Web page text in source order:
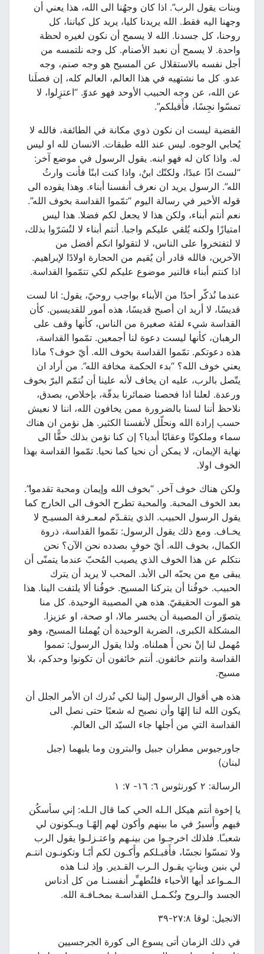
وبنات يقول الرب”. اذا كان وجهُنا الى الله، هذا يعني أن
وجهنا اليه فقط. الله يريدنا كليا، يريد كل كياننا، كل
روحنا، كل جسدنا. الله لا يسمح أن نكون لغيره لحظة
واحدة. لا يسمح أن نعبد الأصنام. كل وجه نلتمسه من
أجل نفسه بالاستقلال عن المسيح هو وجه صنم، وجه
عدو. كل ما نشتهيه في هذا العالم، العالم كله، إن فصلَنا
عن الله، عن وجه الحبيب الأوحد فهو عدوّ. “اعتزِلوا، لا
تمسّوا نجِسًا، فأَقبلكم”.
القضية ليست ان نكون ذوي مكانة في الطائفة، فالله لا
يُحابي الوجوه. ليس عند الله طبقات. الانسان لله او ليس
له. واذا كان له فهو ابنه. يقول الرسول في موضع آخر:
“لستَ اذًا عبدًا، ولكنّك ابنٌ، واذا كنت ابنًا فأنت وارثُ
الله”. الرسول يريد ان نعرف أنفسنا أبناء. وهذا يقوده الى
قوله الأخير في رسالة اليوم “تمّموا القداسة بخوف الله”.
نعم أنتم أبناء، ولكن هذا لا يجعل لكم فضلا. هذا ليس
امتيازًا ولكنه يُلقي عليكم واجبا. أنتم أبناء لا لتُسَرّوا بذلك،
لا لتفتخروا على الناس، لا لتقولوا انكم أفضل من
الآخرين، فالله قادر أن يُقيم من الحجارة اولادًا لإبراهيم.
اذا كنتم أبناء فالنير موضوع عليكم لكي تتمّموا القداسة.
عندما نُذكّر أحدًا من الأبناء بواجب روحيّ، يقول: انا لست
قديسًا، لا أريد ان أصبح قديسًا، هذه أمور للقديسين. كأن
القداسة شيء لفئة صغيرة من الناس، كأنها وقف على
الرهبان، كأنها ليست دعوة لنا أجمعين. تمّموا القداسة،
هذه دعوتكم. تمّموا القداسة بخوف الله. أيّ خوف؟ ماذا
يعني خوف الله؟ “بدء الحكمة مخافة الله”. من أراد ان
يتّصل بالرب، عليه ان يخاف لأنه علينا أن نُتمّم البرّ بخوف
ورعدة. لعلنا اذا فحصنا ضمائرنا بدقّة، بإخلاص، بصدق،
نلاحظ أننا لسنا بالضرورة ممن يخافون الله، اننا لا نعيش
حسب إرادة الله ونحلّل لأنفسنا الكثير. هل نؤمن ان هناك
سماء وملكوتًا وعقابًا أبديا؟ إن كنا نؤمن بذلك حقًّا الى
نهاية الإيمان، لا يمكن أن نحيا كما نحيا. تمّموا القداسة بهذا
الخوف اولا.
ولكن هناك خوف آخر. “بخوف الله وإيمان ومحبة تقدموا”.
بعد الخوف المحبة. والمحبة تطرح الخوف الى الخارج كما
يقول الرسول الحبيب. الذي يتقـدّم لمعـرفة المسيـح لا
يخـاف. ومع ذلك يقول الرسول: تمّموا القداسة، ذروة
الكمال، بخوف الله. أيّ خوفٍ بصدده نحن الآن؟ نحن
نتكلم عن هذا الخوف الذي يصيب المُحبّ عندما يتمنّى أن
يبقى مع من يحبّه الى الأبد. المحب لا يريد أن يترك
الحبيب. خوفُنا أن يتركنا المسيح. خوفُنا ألا يلتفت الينا. هذا
هو الموت الحقيقيّ. هذه هي المصيبة الوحيدة. كل منا
يتصوّر أن المصيبة أن يخسر مالا، او صحة، او عزيزا.
المشكلة الكبرى، الضربة الوحيدة أن يُهملنا المسيح، وهو
مُهمل لنا إنْ نحن أَ هملناه. ولذا يقول الرسول: تمموا
القداسة وانتم خائفون. أنتم خائفون أن تكونوا وحدكم، بلا
مسيح.
هذه هي أقوال الرسول إلينا لكي نُدرك ان الأمر الجلل أن
يكون الله لنا إلهًا وأن نصبح له شعبًا حتى نصل الى
القداسة التي من أجلها جاء السيّد الى العالم.
جاورجيوس مطران جبيل والبترون وما يليهما (جبل
لبنان)
الرسالة: ٢ كورنثوس ٦: ١٦- ٧: ١
يا إخوة أنتم هيكل الـله الحي كما قال الـله: إني سأسكُن
فيهم وأَسيرُ في ما بينهم وأكون لهم إلهًـا ويـكونون لي
شعبـًا. فلذلك اخرجـوا من بينـهم واعتـزلـوا يقول الرب
ولا تمسّوا نجسًا، فأَقبـلكم وأَكـون لكم أبًـا وتكونـون انتـم
لي بنين وبناتٍ يقـول الـرب القـدير. وإذ لنـا هذه
الـمـواعد أيها الأحباء فلنُطهـِّر أنفسنـا من كل أدناس
الجسد والـروح ونُكـمـل القداسـة بمخـافـة الله.
الانجيل: لوقا ٢٧:٨-٣٩
في ذلك الزمان أتى يسوع الى كورة الجرجسيين